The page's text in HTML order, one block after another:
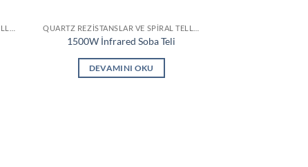
1500W İnfrared Soba Teli
DEVAMINI OKU